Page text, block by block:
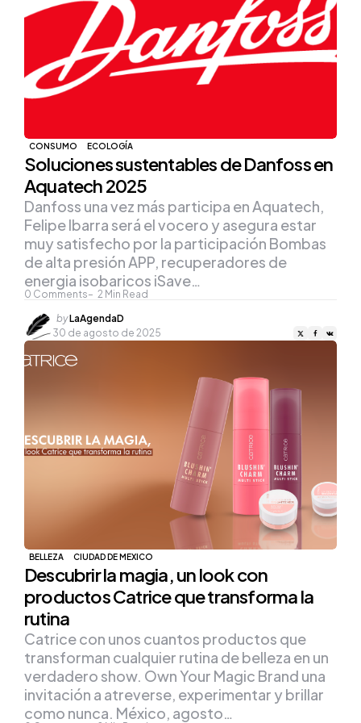
CONSUMO ECOLOGÍA
Soluciones sustentables de Danfoss en
Aquatech 2025
0 Comments 2 Min Read
Danfoss una vez más participa en Aquatech,
Felipe Ibarra será el vocero y asegura estar
muy satisfecho por la participación Bombas
de alta presión APP, recuperadores de
energia isobaricos iSave…
Posted
by
byLaAgendaD
30 de agosto de 2025
BELLEZA CIUDAD DE MEXICO
Descubrir la magia, un look con
productos Catrice que transforma la
rutina
Catrice con unos cuantos productos que
transforman cualquier rutina de belleza en un
verdadero show. Own Your Magic Brand una
invitación a atreverse, experimentar y brillar
como nunca. México, agosto…